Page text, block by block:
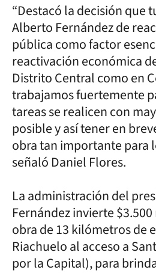
“Destacó la decisión que
Alberto Fernández de
pública como factor
reactivación económica
Distrito Central como en
trabajamos fuertemente
tareas se realicen con
posible y así tener en
obra tan importante para
señaló Daniel Flores.
La administración del
Fernández invierte
obra de 13 kilómetros de
Riachuelo al acceso a
por la Capital), para